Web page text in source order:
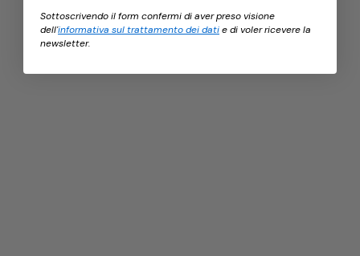
Sottoscrivendo il form confermi di aver preso visione
dell'informativa sul trattamento dei datie di voler ricevere la
newsletter.